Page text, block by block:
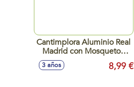
Cantimplora Aluminio Real
Madrid con Mosqueton
3 años 8,99 €